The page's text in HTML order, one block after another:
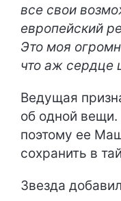
все свои
европейский
Это моя
что аж сердце
Ведущая
об одной
поэтому ее
сохранить в
Звезда